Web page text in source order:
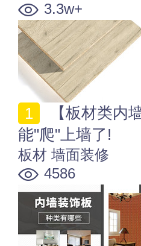
3.3w+
能"爬"上墙了!
板材 墙面装修
4586